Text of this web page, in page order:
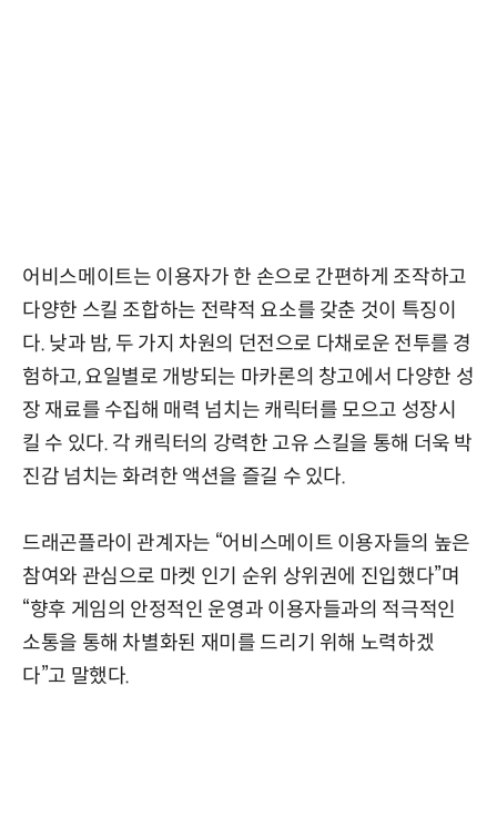
어비스메이트는 이용자가 한 손으로 간편하게 조작하고
다양한 스킬 조합하는 전략적 요소를 갖춘 것이 특징이
다. 낮과 밤, 두 가지 차원의 던전으로 다채로운 전투를 경
험하고, 요일별로 개방되는 마카론의 창고에서 다양한 성
장 재료를 수집해 매력 넘치는 캐릭터를 모으고 성장시
킬 수 있다. 각 캐릭터의 강력한 고유 스킬을 통해 더욱 박
진감 넘치는 화려한 액션을 즐길 수 있다.
드래곤플라이 관계자는 “어비스메이트 이용자들의 높은
참여와 관심으로 마켓 인기 순위 상위권에 진입했다”며
“향후 게임의 안정적인 운영과 이용자들과의 적극적인
소통을 통해 차별화된 재미를 드리기 위해 노력하겠
다”고 말했다.